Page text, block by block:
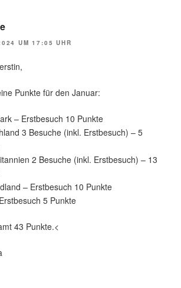
UM 17:05 UHR
Punkte für den Januar:
– Erstbesuch 10 Punkte
3 Besuche (inkl. Erstbesuch) – 5
2 Besuche (inkl. Erstbesuch) – 13
– Erstbesuch 10 Punkte
5 Punkte
43 Punkte.<